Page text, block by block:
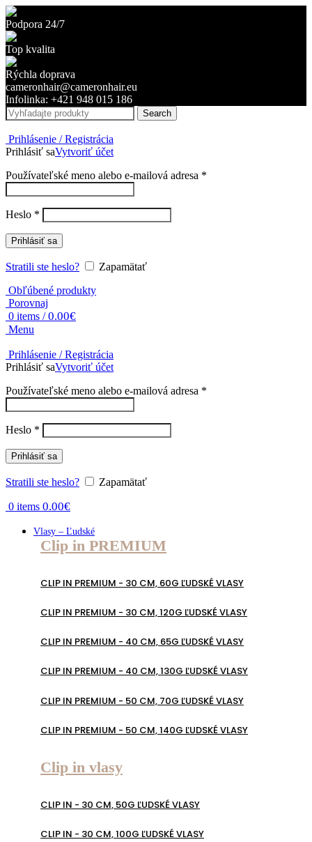
Podpora 24/7
Top kvalita
Rýchla doprava
cameronhair@cameronhair.eu
Infolinka: +421 948 015 186
Search
Prihlásenie / Registrácia
Prihlásiť saVytvoriť účet
Používateľské meno alebo e-mailová adresa *
Heslo * Povinné
Prihlásiť sa
Stratili ste heslo?
Zapamätať
Obľúbené produkty
Porovnaj
0 items / 0.00€
Menu
Prihlásenie / Registrácia
Prihlásiť saVytvoriť účet
Používateľské meno alebo e-mailová adresa *
Heslo * Povinné
Prihlásiť sa
Stratili ste heslo? Zapamätať
0 items 0.00€
Vlasy – Ľudské
Clip in PREMIUM
CLIP IN PREMIUM - 30 CM, 60G ĽUDSKÉ VLASY
CLIP IN PREMIUM - 30 CM, 120G ĽUDSKÉ VLASY
CLIP IN PREMIUM - 40 CM, 65G ĽUDSKÉ VLASY
CLIP IN PREMIUM - 40 CM, 130G ĽUDSKÉ VLASY
CLIP IN PREMIUM - 50 CM, 70G ĽUDSKÉ VLASY
CLIP IN PREMIUM - 50 CM, 140G ĽUDSKÉ VLASY
Clip in vlasy
CLIP IN - 30 CM, 50G ĽUDSKÉ VLASY
CLIP IN - 30 CM, 100G ĽUDSKÉ VLASY